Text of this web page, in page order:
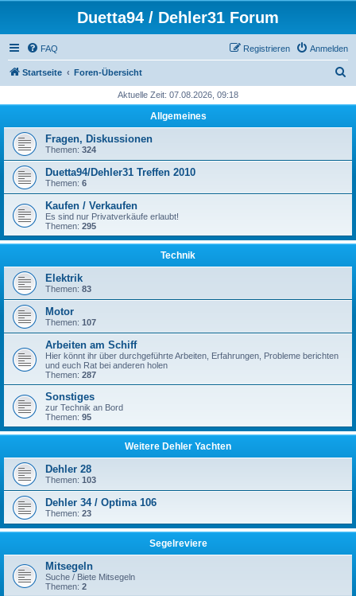
Duetta94 / Dehler31 Forum
FAQ Anmelden
Registrieren
Startseite Foren-Übersicht
h
Aktuelle Zeit: 07.08.2026, 09:18
Allgemeines
Fragen, Diskussionen
Themen: 324
Duetta94/Dehler31 Treffen 2010
Themen: 6
Kaufen / Verkaufen
Es sind nur Privatverkäufe erlaubt!
Themen: 295
Technik
Elektrik
Themen: 83
Motor
Themen: 107
Arbeiten am Schiff
Hier könnt ihr über durchgeführte Arbeiten, Erfahrungen, Probleme berichten
und euch Rat bei anderen holen
Themen: 287
Sonstiges
zur Technik an Bord
Themen: 95
Weitere Dehler Yachten
Dehler 28
Themen: 103
Dehler 34 / Optima 106
Themen: 23
Segelreviere
Mitsegeln
Suche / Biete Mitsegeln
Themen: 2